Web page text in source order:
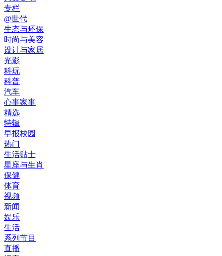
专栏
@世代
生态与环保
时尚与美容
设计与家居
光影
科玩
科普
汽车
心事家事
精选
特辑
早报校园
热门
生活贴士
星座与生肖
保健
体育
视频
新闻
娱乐
生活
系列节目
直播